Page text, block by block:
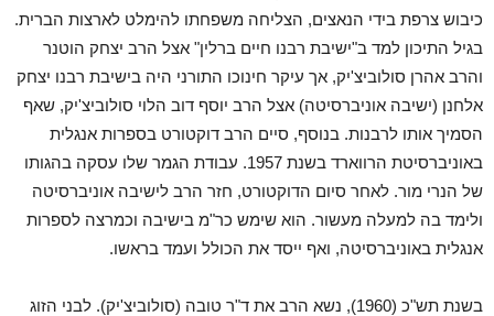
כיבוש צרפת בידי הנאצים, הצליחה משפחתו להימלט לארצות הברית.
בגיל התיכון למד ב"ישיבת רבנו חיים ברלין" אצל הרב יצחק הוטנר
והרב אהרן סולוביצ'יק, אך עיקר חינוכו התורני היה בישיבת רבנו יצחק
אלחנן (ישיבה אוניברסיטה) אצל הרב יוסף דוב הלוי סולוביצ'יק, שאף
הסמיך אותו לרבנות. בנוסף, סיים הרב דוקטורט בספרות אנגלית
באוניברסיטת הרווארד בשנת 1957. עבודת הגמר שלו עסקה בהגותו
של הנרי מור. לאחר סיום הדוקטורט, חזר הרב לישיבה אוניברסיטה
ולימד בה למעלה מעשור. הוא שימש כר"מ בישיבה וכמרצה לספרות
אנגלית באוניברסיטה, ואף ייסד את הכולל ועמד בראשו.
בשנת תש"כ (1960), נשא הרב את ד"ר טובה (סולוביצ'יק). לבני הזוג